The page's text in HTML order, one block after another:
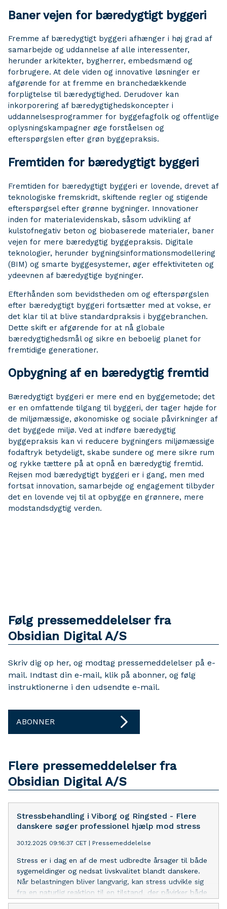
Baner vejen for bæredygtigt byggeri
Fremme af bæredygtigt byggeri afhænger i høj grad af
samarbejde og uddannelse af alle interessenter,
herunder arkitekter, bygherrer, embedsmænd og
forbrugere. At dele viden og innovative løsninger er
afgørende for at fremme en branchedækkende
forpligtelse til bæredygtighed. Derudover kan
inkorporering af bæredygtighedskoncepter i
uddannelsesprogrammer for byggefagfolk og offentlige
oplysningskampagner øge forståelsen og
efterspørgslen efter grøn byggepraksis.
Fremtiden for bæredygtigt byggeri
Fremtiden for bæredygtigt byggeri er lovende, drevet af
teknologiske fremskridt, skiftende regler og stigende
efterspørgsel efter grønne bygninger. Innovationer
inden for materialevidenskab, såsom udvikling af
kulstofnegativ beton og biobaserede materialer, baner
vejen for mere bæredygtig byggepraksis. Digitale
teknologier, herunder bygningsinformationsmodellering
(BIM) og smarte byggesystemer, øger effektiviteten og
ydeevnen af ​​bæredygtige bygninger.
Efterhånden som bevidstheden om og efterspørgslen
efter bæredygtigt byggeri fortsætter med at vokse, er
det klar til at blive standardpraksis i byggebranchen.
Dette skift er afgørende for at nå globale
bæredygtighedsmål og sikre en beboelig planet for
fremtidige generationer.
Opbygning af en bæredygtig fremtid
Bæredygtigt byggeri er mere end en byggemetode; det
er en omfattende tilgang til byggeri, der tager højde for
de miljømæssige, økonomiske og sociale påvirkninger af
det byggede miljø. Ved at indføre bæredygtig
byggepraksis kan vi reducere bygningers miljømæssige
fodaftryk betydeligt, skabe sundere og mere sikre rum
og rykke tættere på at opnå en bæredygtig fremtid.
Rejsen mod bæredygtigt byggeri er i gang, men med
fortsat innovation, samarbejde og engagement tilbyder
det en lovende vej til at opbygge en grønnere, mere
modstandsdygtig verden.
Følg pressemeddelelser fra
Obsidian Digital A/S
Skriv dig op her, og modtag pressemeddelelser på e-
mail. Indtast din e-mail, klik på abonner, og følg
instruktionerne i den udsendte e-mail.
ABONNER
Flere pressemeddelelser fra
Obsidian Digital A/S
Stressbehandling i Viborg og Ringsted - Flere
danskere søger professionel hjælp mod stress
30.12.2025 09:16:37 CET Pressemeddelelse
Stress er i dag en af de mest udbredte årsager til både
sygemeldinger og nedsat livskvalitet blandt danskere.
Når belastningen bliver langvarig, kan stress udvikle sig
fra en naturlig reaktion til en tilstand, der påvirker både
krop, tanker og følelser. Derfor vælger flere og flere at